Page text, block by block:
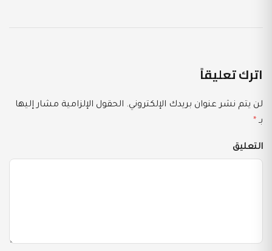
اترك تعليقاً
لن يتم نشر عنوان بريدك الإلكتروني. الحقول الإلزامية مشار إليها
بـ *
التعليق